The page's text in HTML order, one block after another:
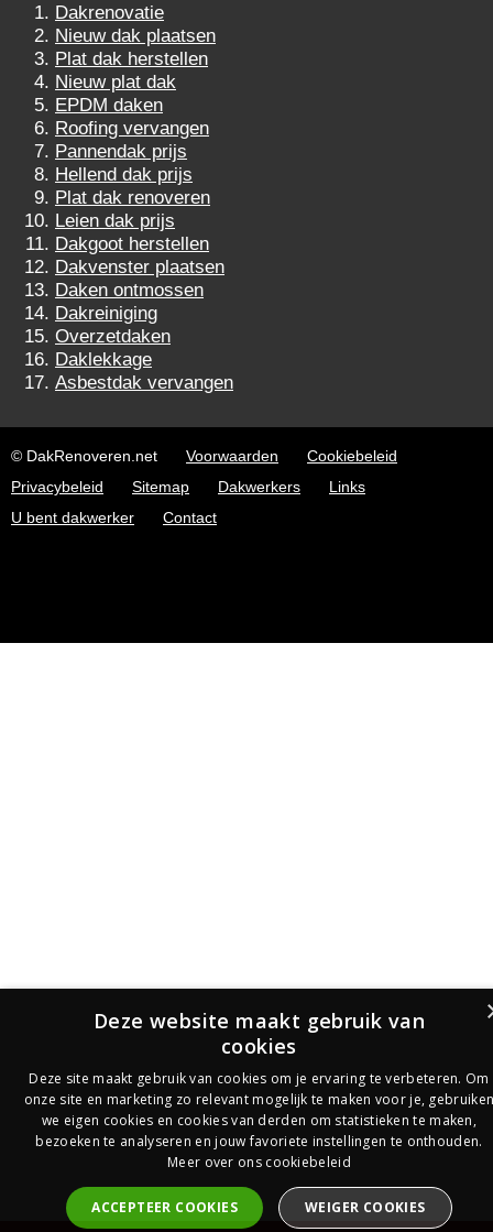
Dakrenovatie
Nieuw dak plaatsen
Plat dak herstellen
Nieuw plat dak
EPDM daken
Roofing vervangen
Pannendak prijs
Hellend dak prijs
Plat dak renoveren
Leien dak prijs
Dakgoot herstellen
Dakvenster plaatsen
Daken ontmossen
Dakreiniging
Overzetdaken
Daklekkage
Asbestdak vervangen
© DakRenoveren.net Voorwaarden
Cookiebeleid
Privacybeleid
Sitemap Dakwerkers
Links
U bent dakwerker
Contact
Deze website maakt gebruik van
cookies
Deze site maakt gebruik van cookies om je ervaring te verbeteren. Om
onze site en marketing zo relevant mogelijk te maken voor je,
we eigen cookies en cookies van derden om statistieken te maken,
bezoeken te analyseren en jouw favoriete instellingen te onthouden.
Meer over ons cookiebeleid
ACCEPTEER COOKIES WEIGER COOKIES